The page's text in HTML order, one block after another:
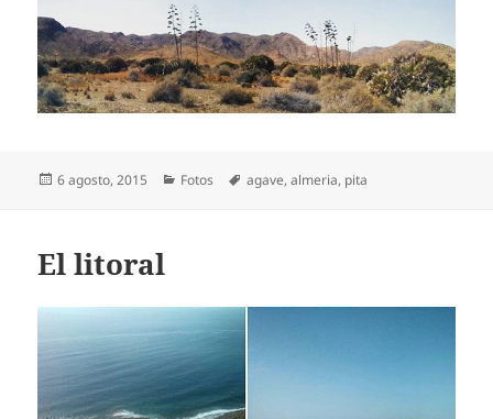
Publicado
6 agosto, 2015 Categorías
Fotos Etiquetas
agave,almeria, pita
El litoral